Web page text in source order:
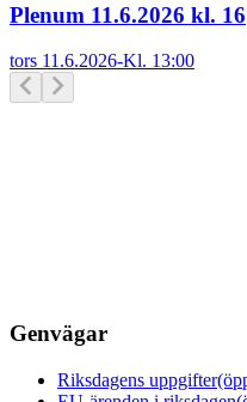
Plenum 11.6.2026 kl. 16
tors 11.6.2026-Kl. 13:00
Genvägar
Riksdagens uppgifter